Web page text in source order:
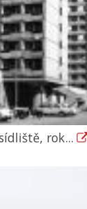
rok...